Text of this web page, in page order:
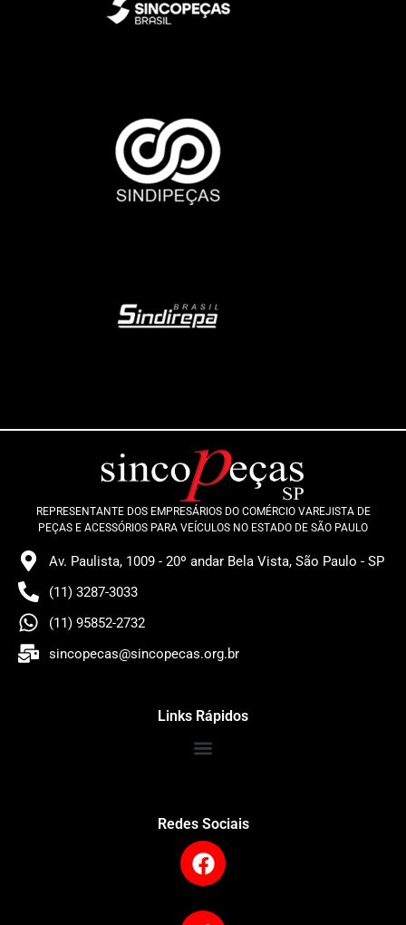
REPRESENTANTE DOS EMPRESÁRIOS DO COMÉRCIO VAREJISTA DE
PEÇAS E ACESSÓRIOS PARA VEÍCULOS NO ESTADO DE SÃO PAULO
Av. Paulista, 1009 - 20º andar Bela Vista, São Paulo - SP
(11) 3287-3033
(11) 95852-2732
sincopecas@sincopecas.org.br
Links Rápidos
Redes Sociais